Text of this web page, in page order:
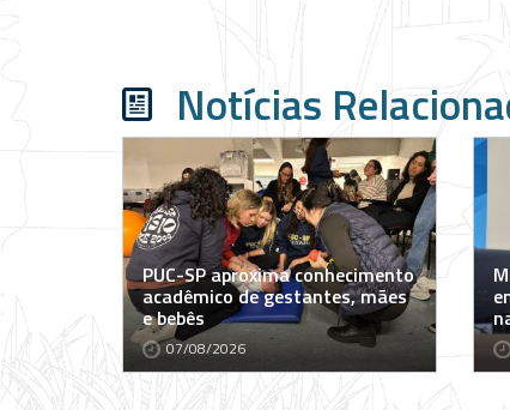
Notícias
PUC-SP aproxima conhecimento
acadêmico de gestantes, mães
e bebês
07/08/2026